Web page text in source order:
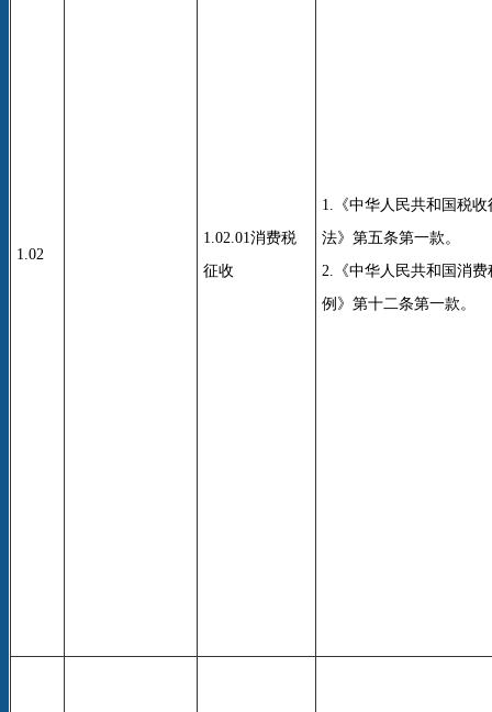
1.02
1.02.01消费税
征收
1.《中华人民共和国税收
法》第五条第一款。
2.《中华人民共和国消费
例》第十二条第一款。